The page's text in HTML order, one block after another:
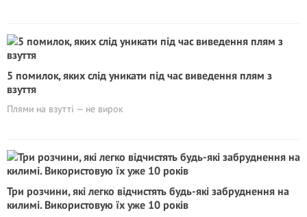
5 помилок, яких слід уникати під час виведення плям з
взуття
Плями на взутті — не вирок
Три розчини, які легко відчистять будь-які забруднення на
килимі. Використовую їх уже 10 років